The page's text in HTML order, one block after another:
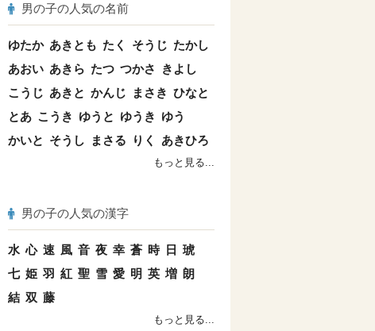
男の子の人気の名前
ゆたか あきとも たく そうじ たかし
あおい あきら たつ つかさ
きよし
こうじ あきと かんじ まさき ひなと
とあ こうき ゆうと ゆうき ゆう
かいと そうし まさる りく あきひろ
もっと見る...
男の子の人気の漢字
水 心 速 風 音 夜 幸 蒼 時 日 琥
七 姫 羽 紅 聖 雪 愛 明 英 増 朗
結 双 藤
もっと見る...